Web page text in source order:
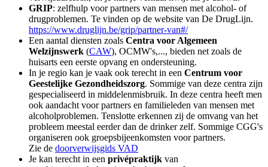
GRIP: zelfhulp voor partners van mensen met alcohol- of
drugproblemen. Te vinden op de website van De DrugLijn.
https://www.druglijn.be/grip/partner-van#/
Een aantal diensten zoals Centra voor Algemeen
Welzijnswerk (CAW), OCMW's,..., bieden net zoals de
huisarts een eerste opvang en ondersteuning.
In je regio kan je vaak ook terecht in een Centrum voor
Geestelijke Gezondheidszorg. Sommige van deze centra zijn
gespecialiseerd in middelenmisbruik. In deze centra heeft men
ook aandacht voor partners en familieleden van mensen met
alcoholproblemen. Tenslotte erkennen zij de omvang van het
probleem meestal eerder dan de drinker zelf. Sommige CGG's
organiseren ook groepsbijeenkomsten voor partners.
Zie de doorverwijsgids VAD
Je kan terecht in een privépraktijk van